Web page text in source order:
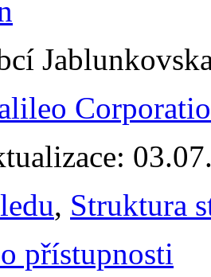
, Struktura
přístupnosti